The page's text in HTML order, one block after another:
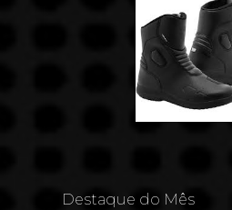
Destaque do Mês